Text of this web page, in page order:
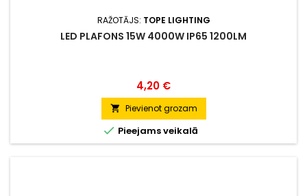
RAŽOTĀJS: TOPE LIGHTING
LED PLAFONS 15W 4000W IP65 1200LM
Cena
4,20 €
 Pievienot grozam
 Pieejams veikalā